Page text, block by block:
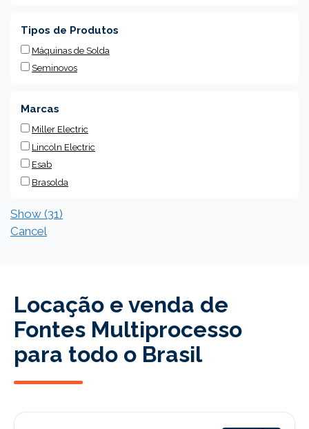
Locação e venda de
Fontes Multiprocesso
para todo o Brasil
Tipos de Produtos
Máquinas de Solda
Seminovos
Marcas
Miller Electric
Lincoln Electric
Esab
Brasolda
Show (31 )
Cancel